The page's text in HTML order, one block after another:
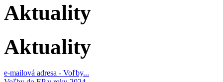
Aktuality
Aktuality
e-mailová adresa - Voľby...